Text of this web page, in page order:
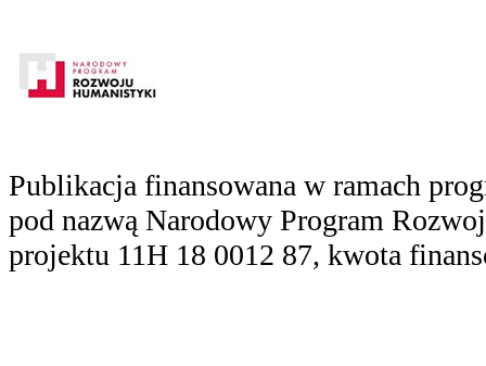
Publikacja finansowana w ramach
pod nazwą Narodowy Program
projektu 11H 18 0012 87, kwota